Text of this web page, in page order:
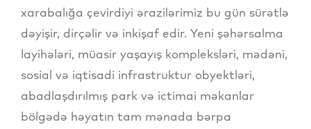
xarabalığa çevirdiyi ərazilərimiz bu gün sürətlə
dəyişir, dirçəlir və inkişaf edir. Yeni şəhərsalma
layihələri, müasir yaşayış kompleksləri, mədəni,
sosial və iqtisadi infrastruktur obyektləri,
abadlaşdırılmış park və ictimai məkanlar
bölgədə həyatın tam mənada bərpa